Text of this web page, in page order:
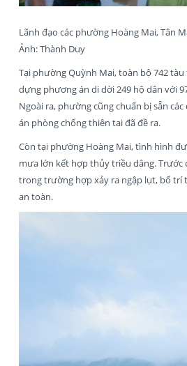
Lãnh đạo các phường Hoàng Mai, Tân
Ảnh: Thành Duy
Tại phường Quỳnh Mai, toàn bộ 742
dựng phương án di dời 249 hộ dân với
Ngoài ra, phường cũng chuẩn bị sẵn
án phòng chống thiên tai đã đề ra.
Còn tại phường Hoàng Mai, tình hình
mưa lớn kết hợp thủy triều dâng. Trước
trong trường hợp xảy ra ngập lụt, bố trí
an toàn.